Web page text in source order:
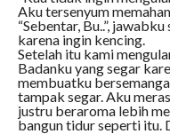
Aku tersenyum
“Sebentar, Bu..”,
karena ingin kencing.
Setelah itu kami
Badanku yang segar
membuatku
tampak segar. Aku
justru beraroma lebih
bangun tidur seperti itu.